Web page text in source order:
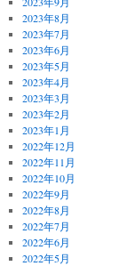
2023年8月
2023年7月
2023年6月
2023年5月
2023年4月
2023年3月
2023年2月
2023年1月
2022年12月
2022年11月
2022年10月
2022年9月
2022年8月
2022年7月
2022年6月
2022年5月